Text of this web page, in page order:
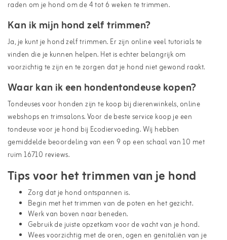
raden om je hond om de 4 tot 6 weken te trimmen.
Kan ik mijn hond zelf trimmen?
Ja, je kunt je hond zelf trimmen. Er zijn online veel tutorials te
vinden die je kunnen helpen. Het is echter belangrijk om
voorzichtig te zijn en te zorgen dat je hond niet gewond raakt.
Waar kan ik een hondentondeuse kopen?
Tondeuses voor honden zijn te koop bij dierenwinkels, online
webshops en trimsalons. Voor de beste service koop je een
tondeuse voor je hond bij Ecodiervoeding. Wij hebben
gemiddelde beoordeling van een 9 op een schaal van 10 met
ruim 16710 reviews.
Tips voor het trimmen van je hond
Zorg dat je hond ontspannen is.
Begin met het trimmen van de poten en het gezicht.
Werk van boven naar beneden.
Gebruik de juiste opzetkam voor de vacht van je hond.
Wees voorzichtig met de oren, ogen en genitaliën van je